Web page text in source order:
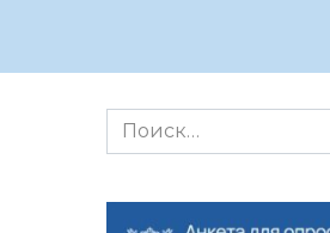
Search
for: